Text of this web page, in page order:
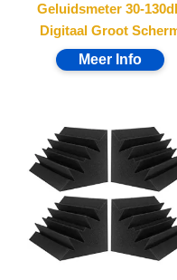
Geluidsmeter 30-
Digitaal Groot